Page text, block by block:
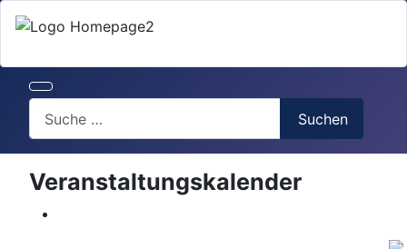
Suchen
Veranstaltungskalender